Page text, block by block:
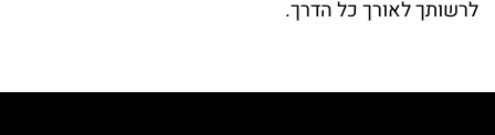
לרשותך לאורך כל הדרך.